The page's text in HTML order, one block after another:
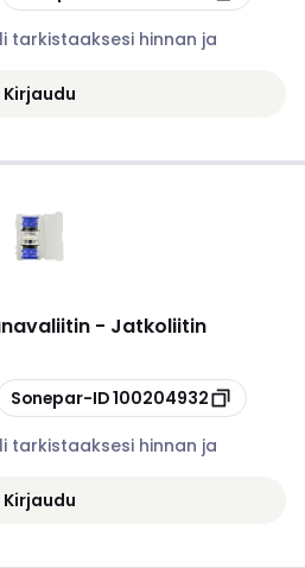
tarkistaaksesi hinnan ja
Kirjaudu
- Jatkoliitin
Sonepar-ID100204932
tarkistaaksesi hinnan ja
Kirjaudu